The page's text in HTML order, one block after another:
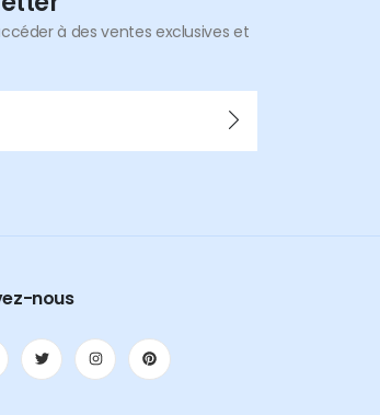
à des ventes exclusives et
nous